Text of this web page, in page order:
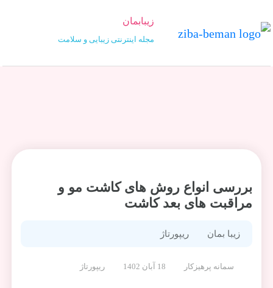
زیبابمان
مجله اینترنتی زیبایی و سلامت
بررسی انواع روش های کاشت مو و
مراقبت های بعد کاشت
زیبا بمان ریپورتاژ
سمانه پرهیزکار 18 آبان 1402 ریپورتاژ